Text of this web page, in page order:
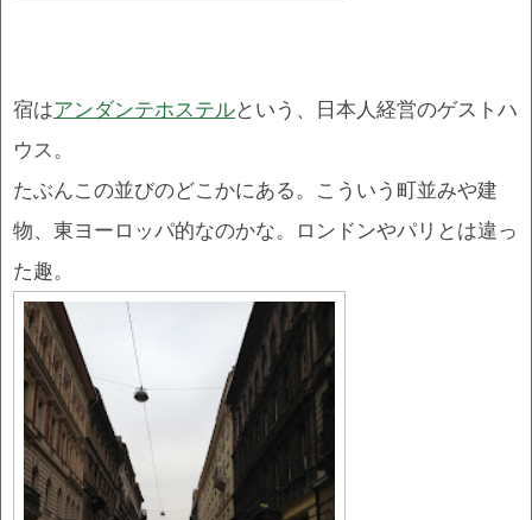
宿はアンダンテホステルという、日本人経営のゲストハ
ウス。
たぶんこの並びのどこかにある。こういう町並みや建
物、東ヨーロッパ的なのかな。ロンドンやパリとは違っ
た趣。